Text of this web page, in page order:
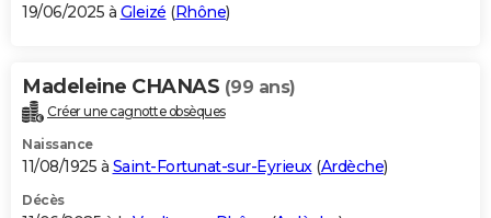
19/06/2025 à Gleizé (Rhône)
Madeleine CHANAS (99 ans)
Créer une cagnotte obsèques
Naissance
11/08/1925 à Saint-Fortunat-sur-Eyrieux(Ardèche)
Décès